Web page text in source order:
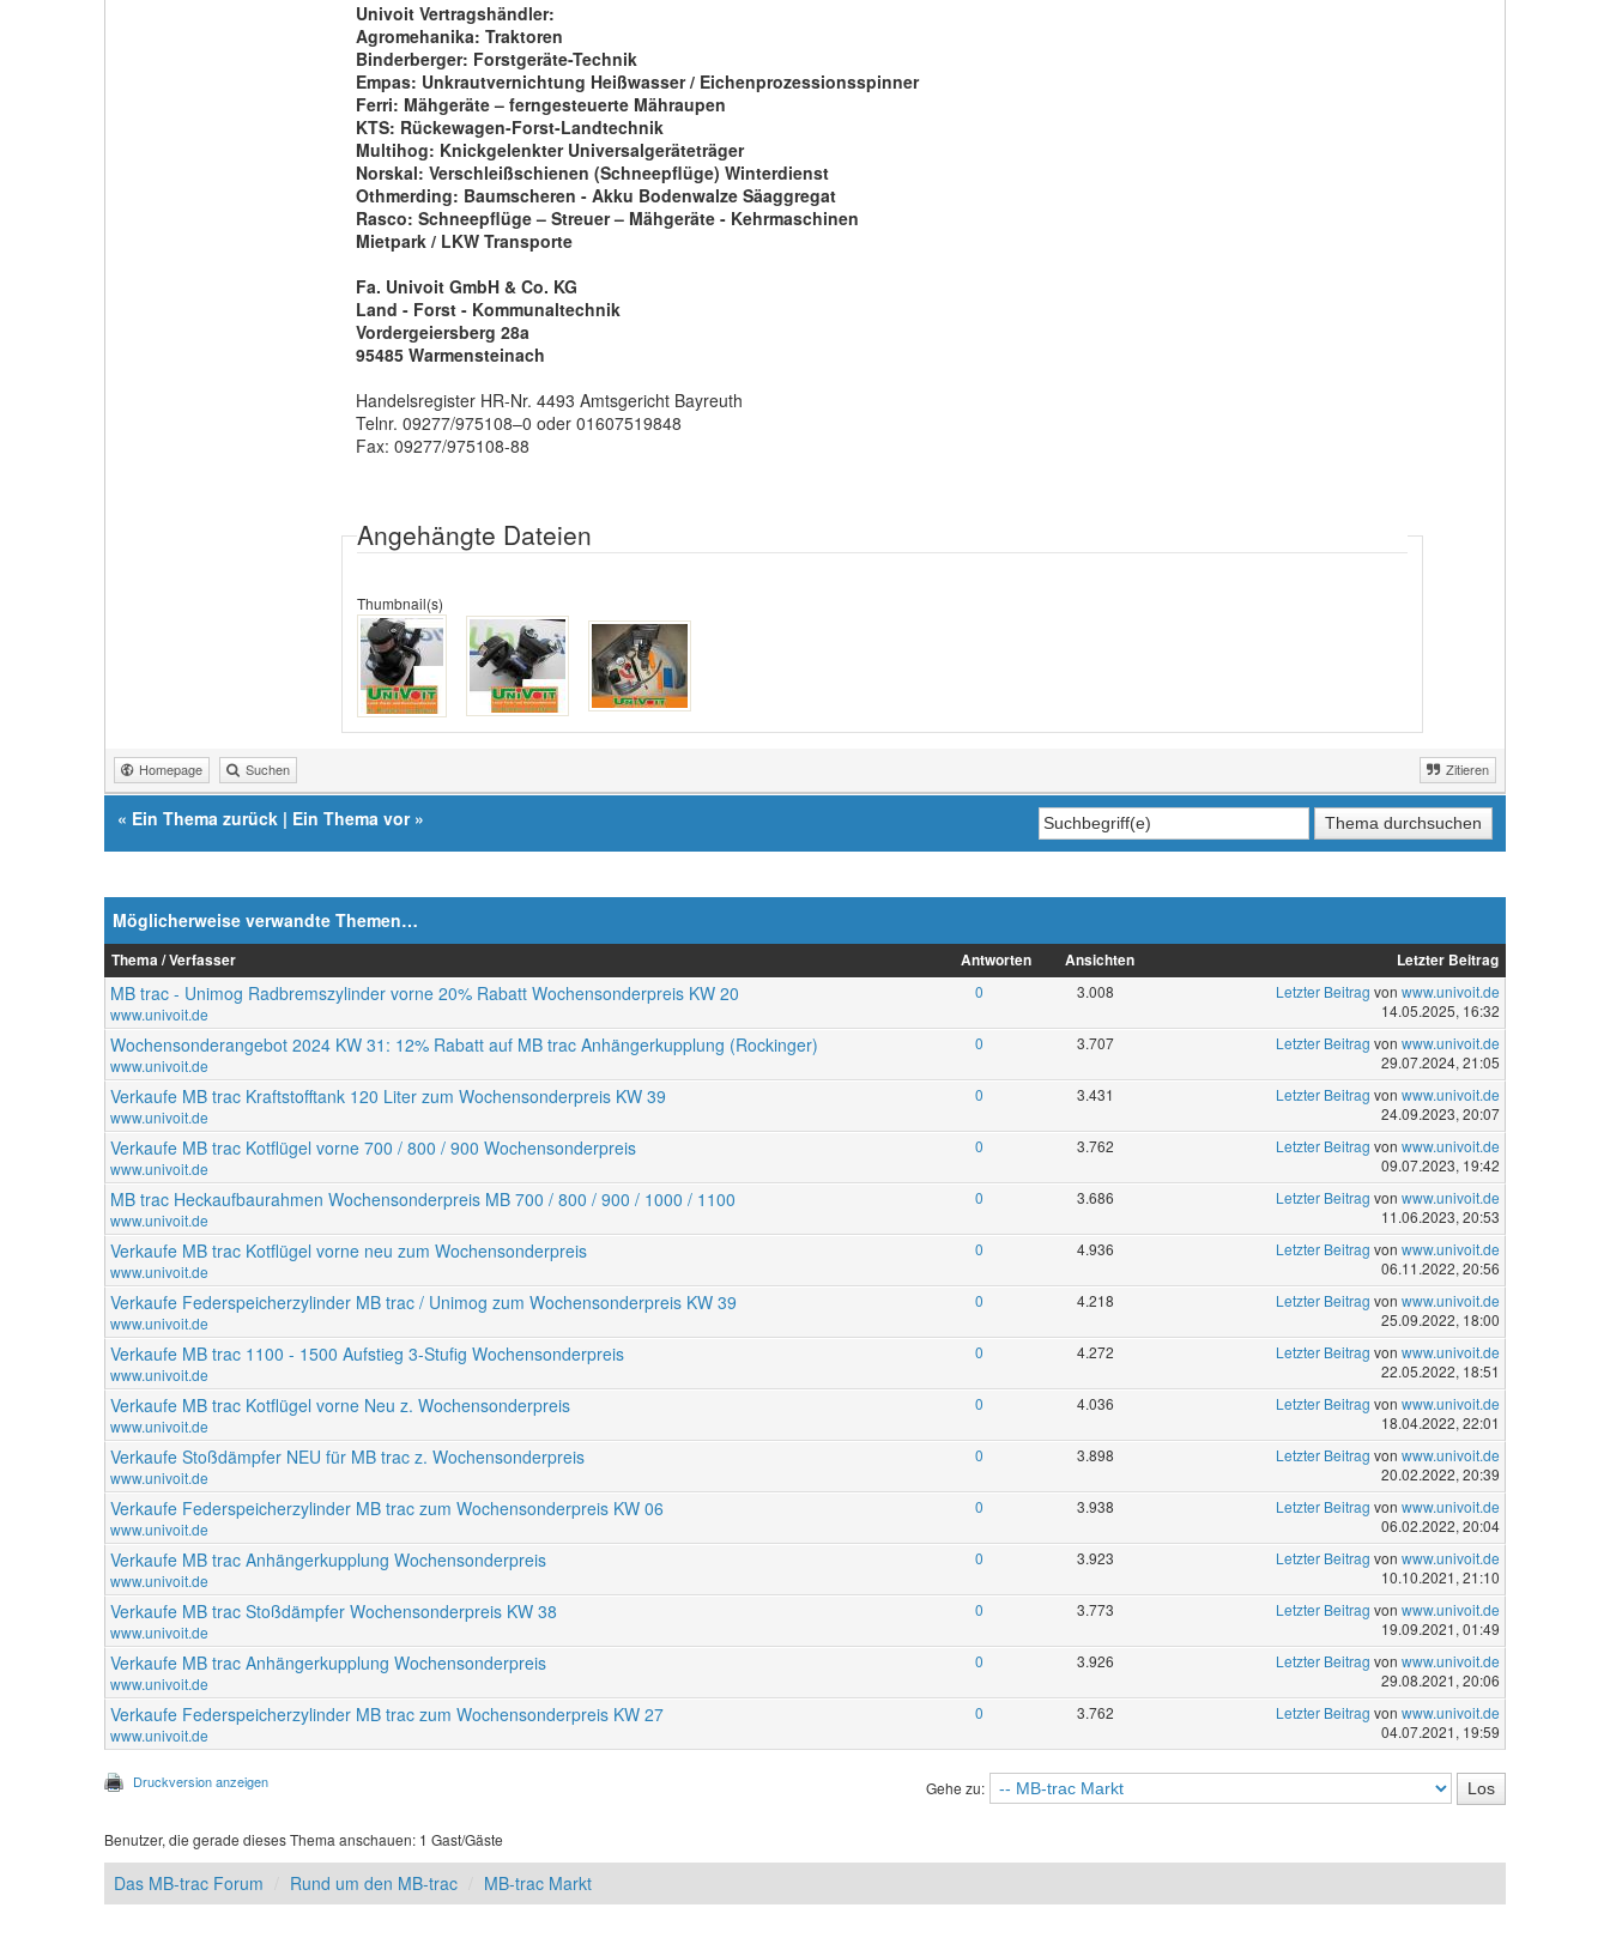
Univoit Vertragshändler:
Agromehanika: Traktoren
Binderberger: Forstgeräte-Technik
Empas: Unkrautvernichtung Heißwasser / Eichenprozessionsspinner
Ferri: Mähgeräte – ferngesteuerte Mähraupen
KTS: Rückewagen-Forst-Landtechnik
Multihog: Knickgelenkter Universalgeräteträger
Norskal: Verschleißschienen (Schneepflüge) Winterdienst
Othmerding: Baumscheren - Akku Bodenwalze Säaggregat
Rasco: Schneepflüge – Streuer – Mähgeräte - Kehrmaschinen
Mietpark / LKW Transporte
Fa. Univoit GmbH & Co. KG
Land - Forst - Kommunaltechnik
Vordergeiersberg 28a
95485 Warmensteinach
Handelsregister HR-Nr. 4493 Amtsgericht Bayreuth
Telnr. 09277/975108–0 oder 01607519848
Fax: 09277/975108-88
Angehängte Dateien
Thumbnail(s)
Homepage Suchen Zitieren
« Ein Thema zurück | Ein Thema vor»
Möglicherweise verwandte Themen…
Thema / Verfasser Antworten Ansichten Letzter Beitrag
MB trac - Unimog Radbremszylinder vorne 20% Rabatt Wochensonderpreis KW 20
www.univoit.de
0 3.008 Letzter Beitrag von www.univoit.de
14.05.2025, 16:32
Wochensonderangebot 2024 KW 31: 12% Rabatt auf MB trac Anhängerkupplung (Rockinger)
www.univoit.de
0 3.707 Letzter Beitrag von www.univoit.de
29.07.2024, 21:05
Verkaufe MB trac Kraftstofftank 120 Liter zum Wochensonderpreis KW 39
www.univoit.de
0 3.431 Letzter Beitrag von www.univoit.de
24.09.2023, 20:07
Verkaufe MB trac Kotflügel vorne 700 / 800 / 900 Wochensonderpreis
www.univoit.de
0 3.762 Letzter Beitrag von www.univoit.de
09.07.2023, 19:42
MB trac Heckaufbaurahmen Wochensonderpreis MB 700 / 800 / 900 / 1000 / 1100
www.univoit.de
0 3.686 Letzter Beitrag von www.univoit.de
11.06.2023, 20:53
Verkaufe MB trac Kotflügel vorne neu zum Wochensonderpreis
www.univoit.de
0 4.936 Letzter Beitrag von www.univoit.de
06.11.2022, 20:56
Verkaufe Federspeicherzylinder MB trac / Unimog zum Wochensonderpreis KW 39
www.univoit.de
0 4.218 Letzter Beitrag von www.univoit.de
25.09.2022, 18:00
Verkaufe MB trac 1100 - 1500 Aufstieg 3-Stufig Wochensonderpreis
www.univoit.de
0 4.272 Letzter Beitrag von www.univoit.de
22.05.2022, 18:51
Verkaufe MB trac Kotflügel vorne Neu z. Wochensonderpreis
www.univoit.de
0 4.036 Letzter Beitrag von www.univoit.de
18.04.2022, 22:01
Verkaufe Stoßdämpfer NEU für MB trac z. Wochensonderpreis
www.univoit.de
0 3.898 Letzter Beitrag von www.univoit.de
20.02.2022, 20:39
Verkaufe Federspeicherzylinder MB trac zum Wochensonderpreis KW 06
www.univoit.de
0 3.938 Letzter Beitrag von www.univoit.de
06.02.2022, 20:04
Verkaufe MB trac Anhängerkupplung Wochensonderpreis
www.univoit.de
0 3.923 Letzter Beitrag von www.univoit.de
10.10.2021, 21:10
Verkaufe MB trac Stoßdämpfer Wochensonderpreis KW 38
www.univoit.de
0 3.773 Letzter Beitrag von www.univoit.de
19.09.2021, 01:49
Verkaufe MB trac Anhängerkupplung Wochensonderpreis
www.univoit.de
0 3.926 Letzter Beitrag von www.univoit.de
29.08.2021, 20:06
Verkaufe Federspeicherzylinder MB trac zum Wochensonderpreis KW 27
www.univoit.de
0 3.762 Letzter Beitrag von www.univoit.de
04.07.2021, 19:59
Druckversion anzeigen Gehe zu:
Benutzer, die gerade dieses Thema anschauen: 1 Gast/Gäste
Das MB-trac Forum Rund um den MB-trac MB-trac Markt